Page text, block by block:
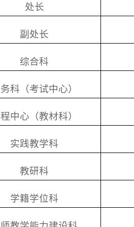
处长
副处长
综合科
科（考试中心）
中心（教材科）
实践教学科
教研科
学籍学位科